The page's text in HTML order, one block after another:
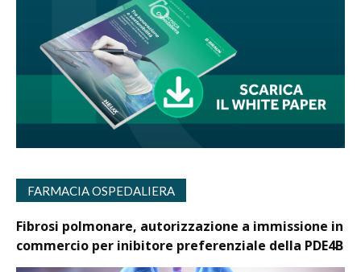
FARMACIA OSPEDALIERA
Fibrosi polmonare, autorizzazione a immissione in
commercio per inibitore preferenziale della PDE4B